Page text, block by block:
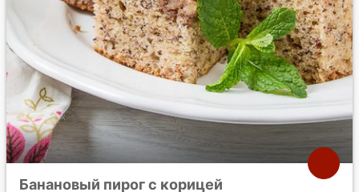
Банановый пирог с корицей